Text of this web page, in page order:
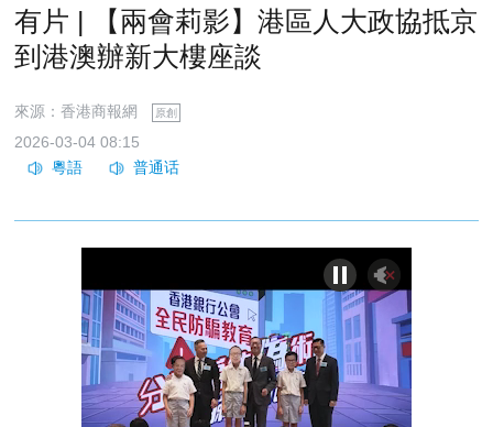
有片 | 【兩會莉影】港區人大政協抵京
到港澳辦新大樓座談
來源：香港商報網 原創
2026-03-04 08:15